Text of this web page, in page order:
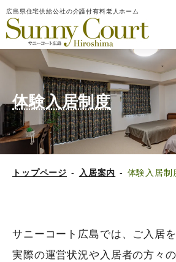
広島県住宅供給公社の介護付有料老人ホーム
体験入居制度
トップページ 入居案内 体験入居制
サニーコート広島では、ご入居
実際の運営状況や入居者の方々